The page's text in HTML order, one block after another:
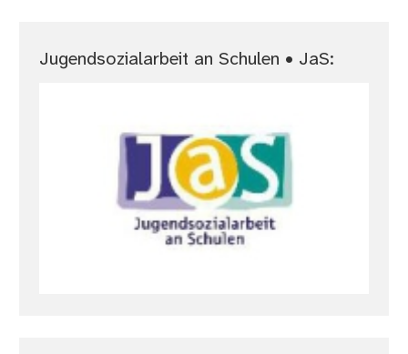
Jugendsozialarbeit an Schulen • JaS: